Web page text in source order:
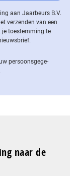
aan Jaarbeurs B.V.
verzenden van een
toestemming te
per­soons­ge­ge­
naar de